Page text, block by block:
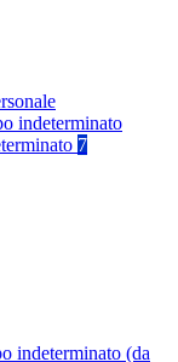
indeterminato
7
indeterminato (da